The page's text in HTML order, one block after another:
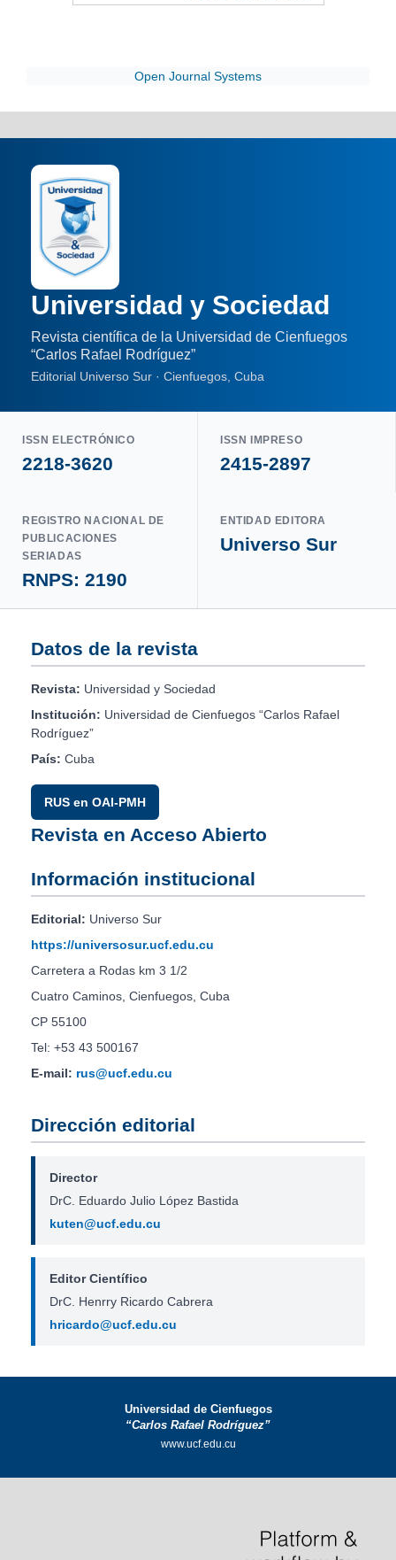
Open Journal Systems
Universidad y Sociedad
Revista científica de la Universidad de Cienfuegos
“Carlos Rafael Rodríguez”
Editorial Universo Sur · Cienfuegos, Cuba
ISSN ELECTRÓNICO
2218-3620
ISSN IMPRESO
2415-2897
REGISTRO NACIONAL DE
PUBLICACIONES
SERIADAS
RNPS: 2190
ENTIDAD EDITORA
Universo Sur
Datos de la revista
Revista: Universidad y Sociedad
Institución: Universidad de Cienfuegos “Carlos Rafael
Rodríguez”
País: Cuba
RUS en OAI-PMH
Revista en Acceso Abierto
Información institucional
Editorial: Universo Sur
https://universosur.ucf.edu.cu
Carretera a Rodas km 3 1/2
Cuatro Caminos, Cienfuegos, Cuba
CP 55100
Tel: +53 43 500167
E-mail: rus@ucf.edu.cu
Dirección editorial
Director
DrC. Eduardo Julio López Bastida
kuten@ucf.edu.cu
Editor Científico
DrC. Henrry Ricardo Cabrera
hricardo@ucf.edu.cu
Universidad de Cienfuegos
“Carlos Rafael Rodríguez”
www.ucf.edu.cu